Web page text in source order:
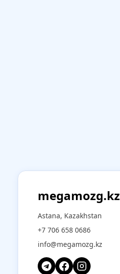
megamozg.kz
Astana, Kazakhstan
+7 706 658 0686
info@megamozg.kz